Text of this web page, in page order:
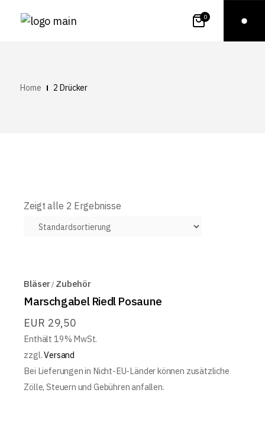
0
Home 2 Drücker
Zeigt alle 2 Ergebnisse
Bläser Zubehör
Marschgabel Riedl Posaune
EUR 29,50
Enthält 19% MwSt.
zzgl.Versand
Bei Lieferungen in Nicht-EU-Länder können zusätzliche
Zölle, Steuern und Gebühren anfallen.